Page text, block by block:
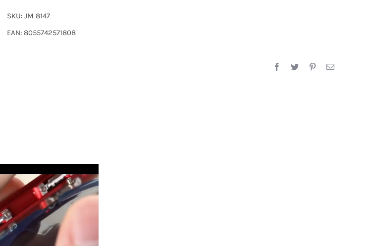
SKU: JM 8147
EAN: 8055742571808